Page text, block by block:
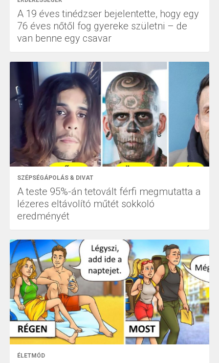
A 19 éves tinédzser bejelentette, hogy egy
76 éves nőtől fog gyereke születni – de
van benne egy csavar
SZÉPSÉGÁPOLÁS & DIVAT
A teste 95%-án tetovált férfi megmutatta a
lézeres eltávolító műtét sokkoló
eredményét
ÉLETMÓD